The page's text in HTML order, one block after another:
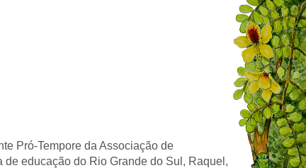
Pró-Tempore da Associação de
educação do Rio Grande do Sul, Raquel,